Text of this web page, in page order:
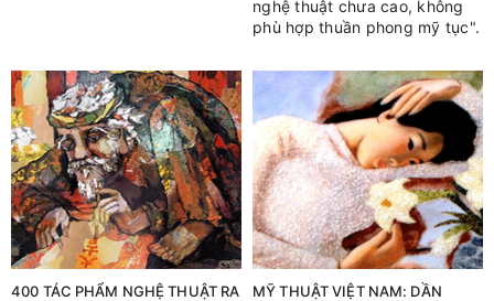
nghệ thuật chưa cao, không
phù hợp thuần phong mỹ tục".
400 TÁC PHẨM NGHỆ THUẬT RA
MỸ THUẬT VIỆT NAM: DẦN